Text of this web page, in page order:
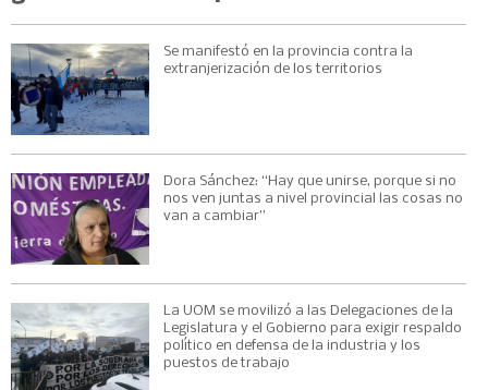
Se manifestó en la provincia contra la
extranjerización de los territorios
Dora Sánchez: “Hay que unirse, porque si no
nos ven juntas a nivel provincial las cosas no
van a cambiar”
La UOM se movilizó a las Delegaciones de la
Legislatura y el Gobierno para exigir respaldo
político en defensa de la industria y los
puestos de trabajo